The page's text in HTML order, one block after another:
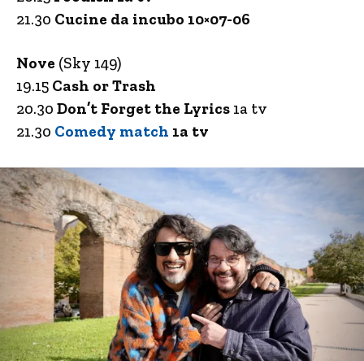
21.30 Cucine da incubo 10×07-06
Nove (Sky 149)
19.15 Cash or Trash
20.30 Don’t Forget the Lyrics 1a tv
21.30 Comedy match 1a tv